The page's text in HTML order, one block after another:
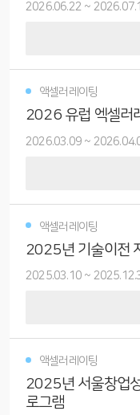
2026.06.22 ~
액셀러레이팅
2026 유럽 엑셀러
2026.03.09 ~
액셀러레이팅
2025년 기술이전
2025.03.10 ~
액셀러레이팅
2025년 서울창업
로그램